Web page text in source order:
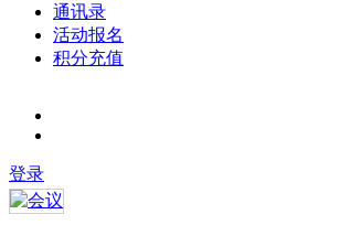
通讯录
活动报名
积分充值
登录